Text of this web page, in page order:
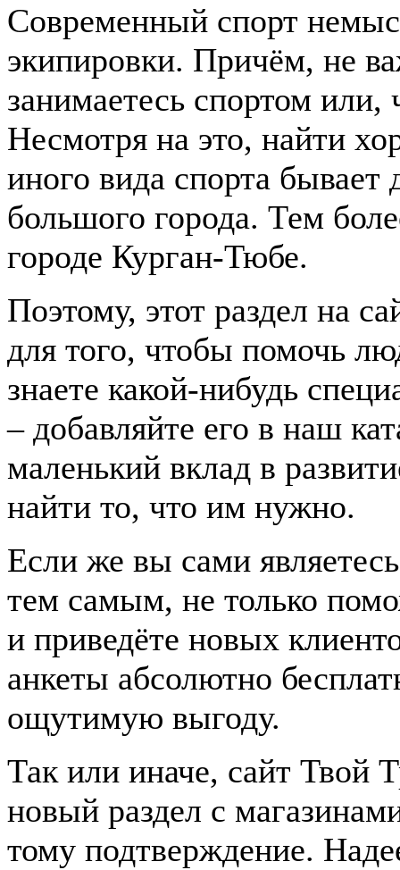
Современный спорт
экипировки. Причём, не
занимаетесь спортом или,
Несмотря на это, найти
иного вида спорта
большого города. Тем
городе Курган-Тюбе.
Поэтому, этот раздел на
для того, чтобы помочь
знаете какой-нибудь
– добавляйте его в наш
маленький вклад в
найти то, что им нужно.
Если же вы сами
тем самым, не только
и приведёте новых
анкеты абсолютно
ощутимую выгоду.
Так или иначе, сайт Твой
новый раздел с
тому подтверждение.